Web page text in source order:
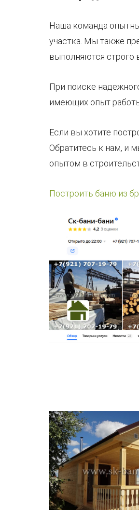
Наша команда
участка. Мы также
выполняются строго
При поиске
имеющих опыт
Если вы хотите
Обратитесь к нам, и
опытом в
Построить баню из